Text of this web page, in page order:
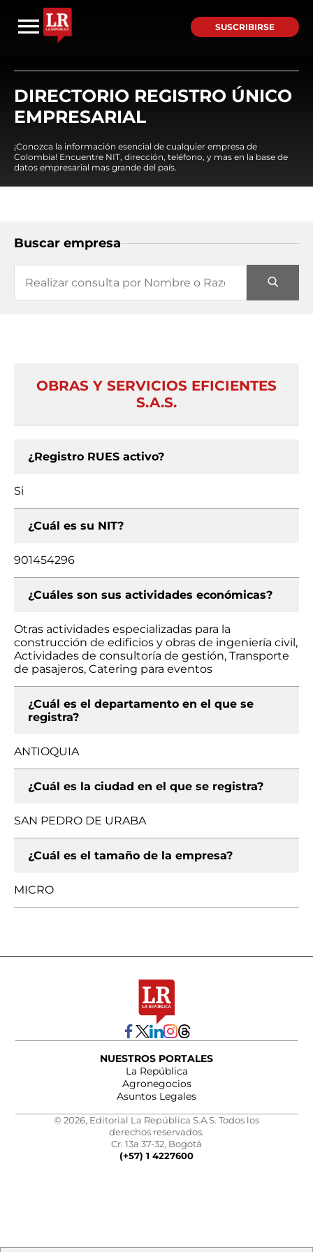
SUSCRIBIRSE
DIRECTORIO REGISTRO ÚNICO
EMPRESARIAL
¡Conozca la información esencial de cualquier empresa de
Colombia! Encuentre NIT, dirección, teléfono, y mas en la base de
datos empresarial mas grande del país.
Buscar empresa
OBRAS Y SERVICIOS EFICIENTES
S.A.S.
¿Registro RUES activo?
Si
¿Cuál es su NIT?
901454296
¿Cuáles son sus actividades económicas?
Otras actividades especializadas para la
construcción de edificios y obras de ingeniería civil,
Actividades de consultoría de gestión, Transporte
de pasajeros, Catering para eventos
¿Cuál es el departamento en el que se
registra?
ANTIOQUIA
¿Cuál es la ciudad en el que se registra?
SAN PEDRO DE URABA
¿Cuál es el tamaño de la empresa?
MICRO
NUESTROS PORTALES
La República
Agronegocios
Asuntos Legales
© 2026, Editorial La República S.A.S. Todos los
derechos reservados.
Cr. 13a 37-32, Bogotá
(+57) 1 4227600